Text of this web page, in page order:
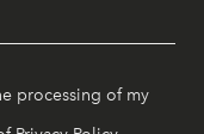
processing of my